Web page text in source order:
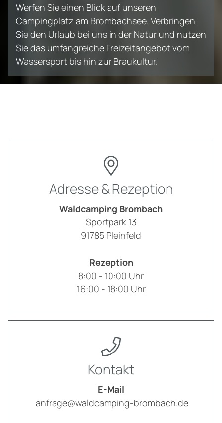
Werfen Sie einen Blick auf unseren
Campingplatz am Brombachsee. Verbringen
Sie den Urlaub bei uns in der Natur und nutzen
Sie das umfangreiche Freizeitangebot vom
Wassersport bis hin zur Braukultur.
Adresse & Rezeption
Waldcamping Brombach
Sportpark 13
91785 Pleinfeld
Rezeption
8:00 - 10:00 Uhr
16:00 - 18:00 Uhr
Kontakt
E-Mail
anfrage@waldcamping-brombach.de